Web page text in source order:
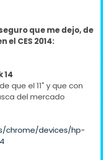
que me dejo, de
el CES 2014:
14
que el 11" y que con
del mercado
chrome/devices/hp-